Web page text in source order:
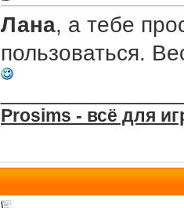
Лана, а тебе
пользоваться.
Prosims - всё для